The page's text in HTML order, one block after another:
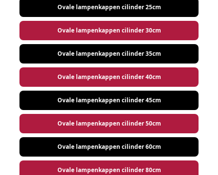
Ovale lampenkappen cilinder 25cm
Ovale lampenkappen cilinder 30cm
Ovale lampenkappen cilinder 35cm
Ovale lampenkappen cilinder 40cm
Ovale lampenkappen cilinder 45cm
Ovale lampenkappen cilinder 50cm
Ovale lampenkappen cilinder 60cm
Ovale lampenkappen cilinder 80cm